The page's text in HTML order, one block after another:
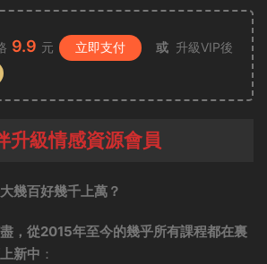
9.9 元 立即支付 或 升級VIP後
升級情感資源會員
幾百好幾千上萬？
，從2015年至今的幾乎所有課程都在裏
新中 ：